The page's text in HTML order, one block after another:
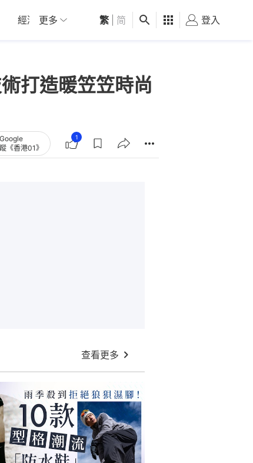
經濟 01深圳 觀點 健康 好食玩飛
更多 繁 简 登入
打造暖笠笠時尚
《香港01》
1
查看更多